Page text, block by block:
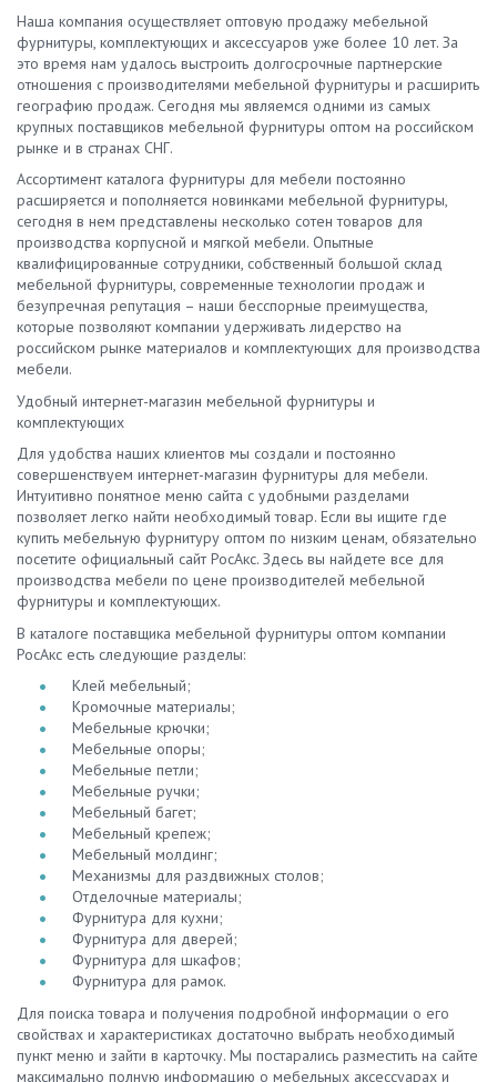
Наша компания осуществляет оптовую продажу мебельной
фурнитуры, комплектующих и аксессуаров уже более 10 лет. За
это время нам удалось выстроить долгосрочные партнерские
отношения с производителями мебельной фурнитуры и расширить
географию продаж. Сегодня мы являемся одними из самых
крупных поставщиков мебельной фурнитуры оптом на российском
рынке и в странах СНГ.
Ассортимент каталога фурнитуры для мебели постоянно
расширяется и пополняется новинками мебельной фурнитуры,
сегодня в нем представлены несколько сотен товаров для
производства корпусной и мягкой мебели. Опытные
квалифицированные сотрудники, собственный большой склад
мебельной фурнитуры, современные технологии продаж и
безупречная репутация – наши бесспорные преимущества,
которые позволяют компании удерживать лидерство на
российском рынке материалов и комплектующих для производства
мебели.
Удобный интернет-магазин мебельной фурнитуры и
комплектующих
Для удобства наших клиентов мы создали и постоянно
совершенствуем интернет-магазин фурнитуры для мебели.
Интуитивно понятное меню сайта с удобными разделами
позволяет легко найти необходимый товар. Если вы ищите где
купить мебельную фурнитуру оптом по низким ценам, обязательно
посетите официальный сайт РосАкс. Здесь вы найдете все для
производства мебели по цене производителей мебельной
фурнитуры и комплектующих.
В каталоге поставщика мебельной фурнитуры оптом компании
РосАкс есть следующие разделы:
Клей мебельный;
Кромочные материалы;
Мебельные крючки;
Мебельные опоры;
Мебельные петли;
Мебельные ручки;
Мебельный багет;
Мебельный крепеж;
Мебельный молдинг;
Механизмы для раздвижных столов;
Отделочные материалы;
Фурнитура для кухни;
Фурнитура для дверей;
Фурнитура для шкафов;
Фурнитура для рамок.
Для поиска товара и получения подробной информации о его
свойствах и характеристиках достаточно выбрать необходимый
пункт меню и зайти в карточку. Мы постарались разместить на сайте
максимально полную информацию о мебельных аксессуарах и